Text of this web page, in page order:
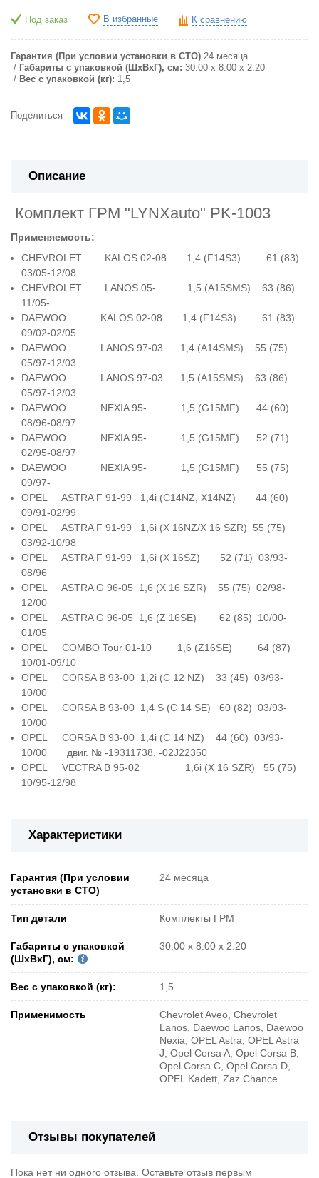
Под заказ В избранные К сравнению
Гарантия (При условии установки в СТО) 24 месяца
Габариты с упаковкой (ШxВxГ), см: 30.00 x 8.00 x 2.20
Вес с упаковкой (кг): 1,5
Поделиться
Описание
Комплект ГРМ "LYNXauto" PK-1003
Применяемость:
CHEVROLET KALOS 02-08 1,4 (F14S3) 61 (83)
03/05-12/08
CHEVROLET LANOS 05- 1,5 (A15SMS) 63 (86)
11/05-
DAEWOO KALOS 02-08 1,4 (F14S3) 61 (83)
09/02-02/05
DAEWOO LANOS 97-03 1,4 (A14SMS) 55 (75)
05/97-12/03
DAEWOO LANOS 97-03 1,5 (A15SMS) 63 (86)
05/97-12/03
DAEWOO NEXIA 95- 1,5 (G15MF) 44 (60)
08/96-08/97
DAEWOO NEXIA 95- 1,5 (G15MF) 52 (71)
02/95-08/97
DAEWOO NEXIA 95- 1,5 (G15MF) 55 (75)
09/97-
OPEL ASTRA F 91-99 1,4i (C14NZ, X14NZ) 44 (60)
09/91-02/99
OPEL ASTRA F 91-99 1,6i (X 16NZ/X 16 SZR) 55 (75)
03/92-10/98
OPEL ASTRA F 91-99 1,6i (X 16SZ) 52 (71) 03/93-
08/96
OPEL ASTRA G 96-05 1,6 (X 16 SZR) 55 (75) 02/98-
12/00
OPEL ASTRA G 96-05 1,6 (Z 16SE) 62 (85) 10/00-
01/05
OPEL COMBO Tour 01-10 1,6 (Z16SE) 64 (87)
10/01-09/10
OPEL CORSA B 93-00 1,2i (C 12 NZ) 33 (45) 03/93-
10/00
OPEL CORSA B 93-00 1,4 S (C 14 SE) 60 (82) 03/93-
10/00
OPEL CORSA B 93-00 1,4i (C 14 NZ) 44 (60) 03/93-
10/00 двиг. № -19311738, -02J22350
OPEL VECTRA B 95-02 1,6i (X 16 SZR) 55 (75)
10/95-12/98
Характеристики
Гарантия (При условии
установки в СТО)
24 месяца
Тип детали Комплекты ГРМ
Габариты с упаковкой
(ШxВxГ), см:
30.00 x 8.00 x 2.20
Вес с упаковкой (кг): 1,5
Применимость
Chevrolet Aveo, Chevrolet
Lanos, Daewoo Lanos, Daewoo
Nexia, OPEL Astra, OPEL Astra
J, Opel Corsa A, Opel Corsa B,
Opel Corsa C, Opel Corsa D,
OPEL Kadett, Zaz Chance
Отзывы покупателей
Пока нет ни одного отзыва. Оставьте отзыв первым